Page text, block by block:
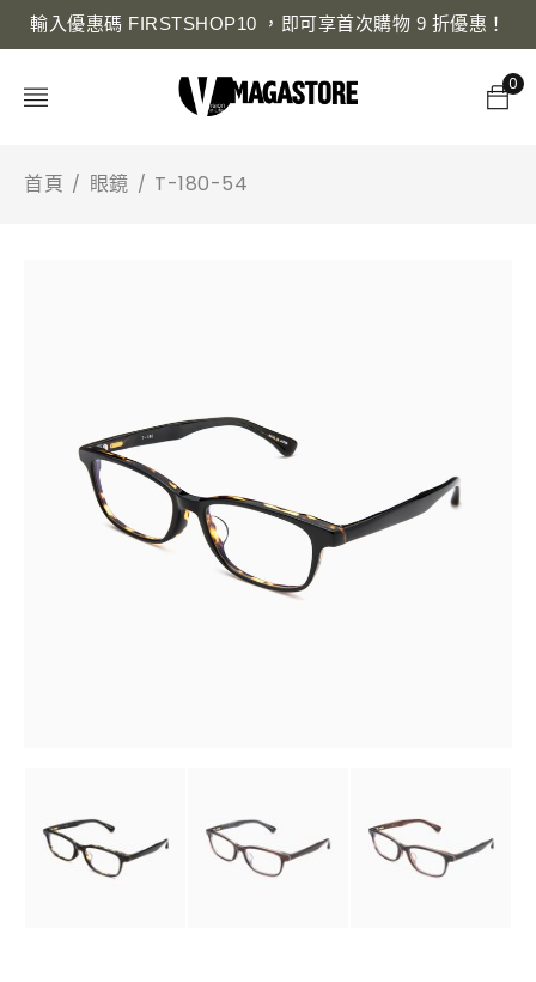
輸入優惠碼 FIRSTSHOP10 ，即可享首次購物 9 折優惠！
0
首頁 / 眼鏡 / T-180-54